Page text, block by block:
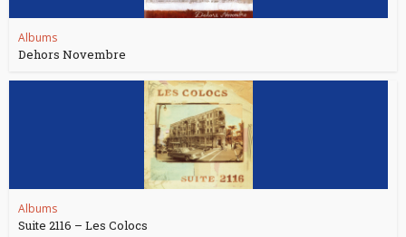
Albums
Dehors Novembre
Albums
Suite 2116 – Les Colocs